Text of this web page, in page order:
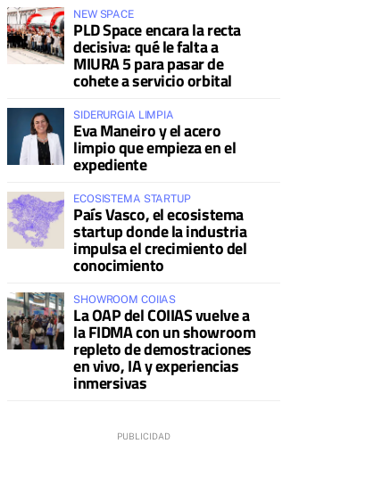
NEW SPACE
PLD Space encara la recta
decisiva: qué le falta a
MIURA 5 para pasar de
cohete a servicio orbital
SIDERURGIA LIMPIA
Eva Maneiro y el acero
limpio que empieza en el
expediente
ECOSISTEMA STARTUP
País Vasco, el ecosistema
startup donde la industria
impulsa el crecimiento del
conocimiento
SHOWROOM COIIAS
La OAP del COIIAS vuelve a
la FIDMA con un showroom
repleto de demostraciones
en vivo, IA y experiencias
inmersivas